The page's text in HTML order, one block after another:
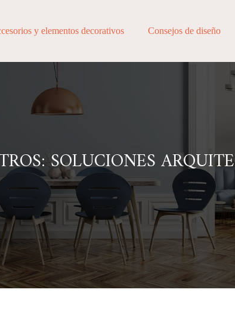
y elementos decorativos Consejos de diseño
SOLUCIONES